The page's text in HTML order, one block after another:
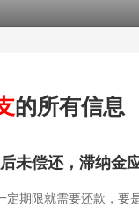
的所有信息
后未偿还，滞纳金
定期限就需要还款，要